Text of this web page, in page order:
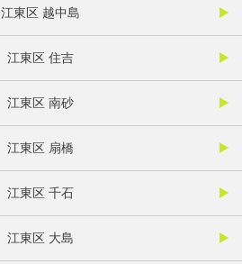
江東区 越中島
江東区 住吉
江東区 南砂
江東区 扇橋
江東区 千石
江東区 大島